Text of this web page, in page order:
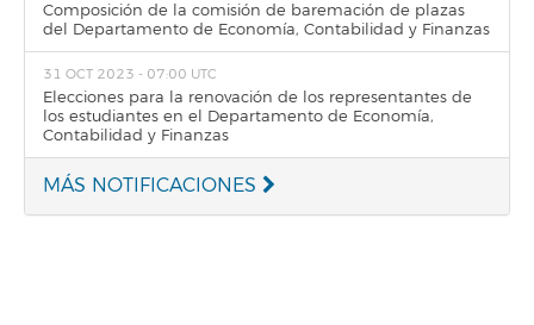
Composición de la comisión de baremación de plazas
del Departamento de Economía, Contabilidad y Finanzas
31 OCT 2023 - 07:00 UTC
Elecciones para la renovación de los representantes de
los estudiantes en el Departamento de Economía,
Contabilidad y Finanzas
MÁS NOTIFICACIONES